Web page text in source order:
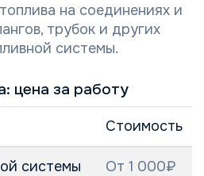
на соединениях и
трубок и других
системы.
цена за работу
Стоимость
системы От 1 000₽